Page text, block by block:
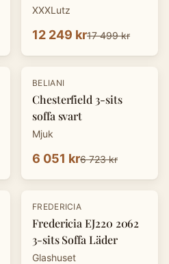
XXXLutz
12 249 kr17 499 kr
-10 %
BELIANI
Chesterfield 3-sits
soffa svart
Mjuk
6 051 kr6 723 kr
FREDERICIA
Fredericia EJ220 2062
3-sits Soffa Läder
Glashuset